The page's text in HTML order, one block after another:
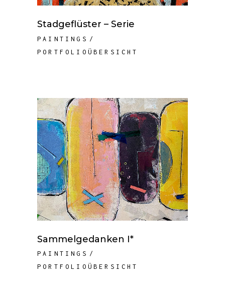
Stadgeflüster – Serie
PAINTINGS
PORTFOLIOÜBERSICHT
Sammelgedanken I*
PAINTINGS
PORTFOLIOÜBERSICHT